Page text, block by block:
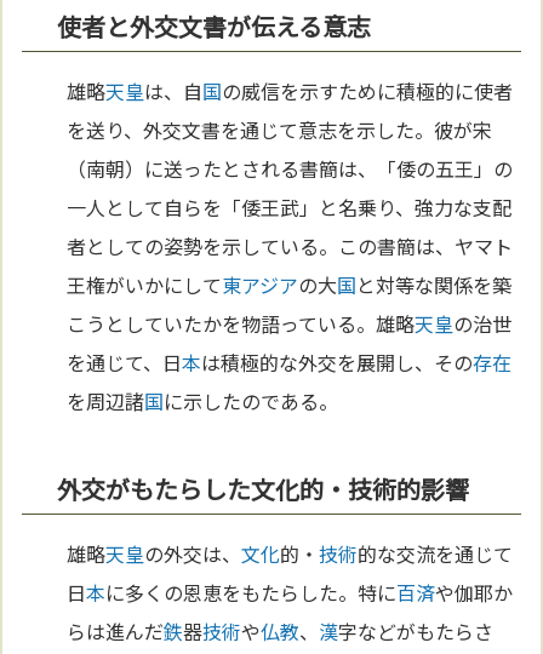
使者と外交文書が伝える意志
雄略天皇は、自国の威信を示すために積極的に使者
を送り、外交文書を通じて意志を示した。彼が宋
（南朝）に送ったとされる書簡は、「倭の五王」の
一人として自らを「倭王武」と名乗り、強力な支配
者としての姿勢を示している。この書簡は、ヤマト
王権がいかにして東アジアの大国と対等な関係を築
こうとしていたかを物語っている。雄略天皇の治世
を通じて、日本は積極的な外交を展開し、その存在
を周辺諸国に示したのである。
外交がもたらした文化的・技術的影響
雄略天皇の外交は、文化的・技術的な交流を通じて
日本に多くの恩恵をもたらした。特に百済や伽耶か
らは進んだ鉄器技術や仏教、 漢字などがもたらさ